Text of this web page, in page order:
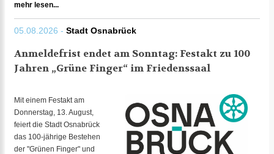
mehr lesen...
05.08.2026 - Stadt Osnabrück
Anmeldefrist endet am Sonntag: Festakt zu 100
Jahren „Grüne Finger“ im Friedenssaal
Mit einem Festakt am
Donnerstag, 13. August,
feiert die Stadt Osnabrück
das 100-jährige Bestehen
der "Grünen Finger" und